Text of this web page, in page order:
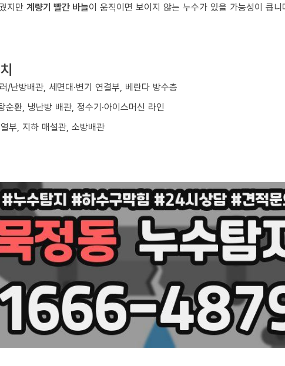
지만 계량기 빨간 바늘이 움직이면 보이지 않는 누수가 있을 가능성이 큽니
/난방배관, 세면대·변기 연결부, 베란다 방수층
순환, 냉난방 배관, 정수기·아이스머신 라인
부, 지하 매설관, 소방배관